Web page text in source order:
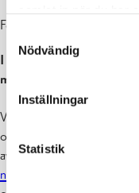
Nödvändig
Inställningar
Statistik
För beslutet tas ut en avgift
I dessa fall behövs
miljöskyddslagen för
Vissa typer av
områden vars
avfallsmängder är små”,
närmare definitioner i